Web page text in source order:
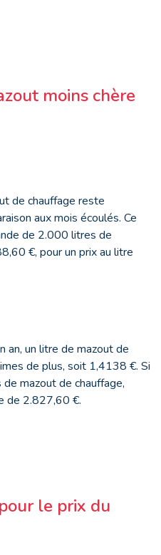
moins chère
de chauffage reste
aux mois écoulés. Ce
de 2.000 litres de
€, pour un prix au litre
an, un litre de mazout de
de plus, soit 1,4138 €. Si
mazout de chauffage,
de 2.827,60 €.
le prix du